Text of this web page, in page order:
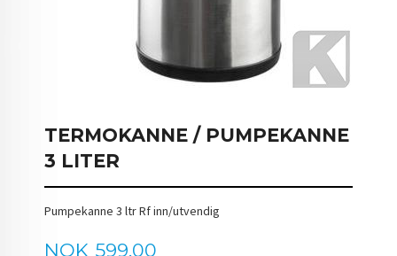
TERMOKANNE / PUMPEKANNE
3 LITER
Pumpekanne 3 ltr Rf inn/utvendig
Pris
NOK 599,00